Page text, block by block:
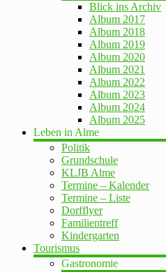
Blick ins Archiv
Album 2017
Album 2018
Album 2019
Album 2020
Album 2021
Album 2022
Album 2023
Album 2024
Album 2025
Leben in Alme
Politik
Grundschule
KLJB Alme
Termine – Kalender
Termine – Liste
Dorfflyer
Familientreff
Kindergarten
Tourismus
Gastronomie